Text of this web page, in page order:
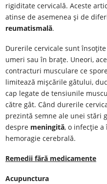
rigiditate cervicală. Aceste
atinse de asemenea și de
reumatismală.
Durerile cervicale sunt
umeri sau în brațe. Uneori,
contracturi musculare ce
limitează mișcările gâtului,
cap legate de tensiunile
către gât. Când durerile
prezintă semne ale unei stări
despre meningită, o infecție
hemoragie cerebrală.
Remedii fără medicamente
Acupunctura